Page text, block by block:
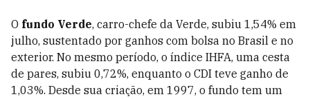
O fundo Verde, carro-chefe da Verde, subiu 1,54% em
julho, sustentado por ganhos com bolsa no Brasil e no
exterior. No mesmo período, o índice IHFA, uma cesta
de pares, subiu 0,72%, enquanto o CDI teve ganho de
1,03%. Desde sua criação, em 1997, o fundo tem um